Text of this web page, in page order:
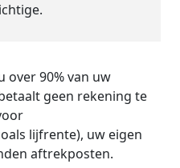
over 90% van uw
geen rekening te
lijfrente), uw eigen
aftrekposten.